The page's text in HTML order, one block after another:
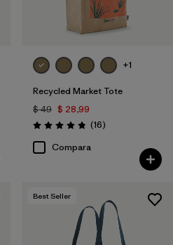
+1
Recycled Market Tote
$ 49 $ 28,99
Valoración: 4.9 / 5
(16Comentarios
)
Compara
Best Seller